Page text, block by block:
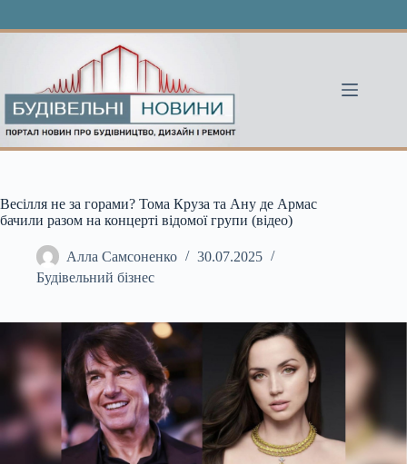
Весілля не за горами? Тома Круза та Ану де Армас
бачили разом на концерті відомої групи (відео)
Алла Самсоненко
30.07.2025
Будівельний бізнес